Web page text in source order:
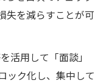
失を減らすことが可
活用して「面談」
ック化し、集中して